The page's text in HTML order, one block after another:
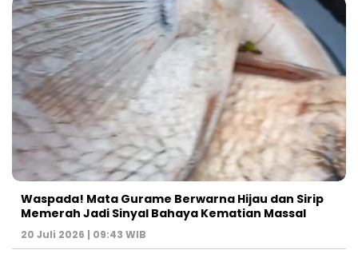
Waspada! Mata Gurame Berwarna Hijau dan Sirip
Memerah Jadi Sinyal Bahaya Kematian Massal
20 Juli 2026 | 09:43 WIB